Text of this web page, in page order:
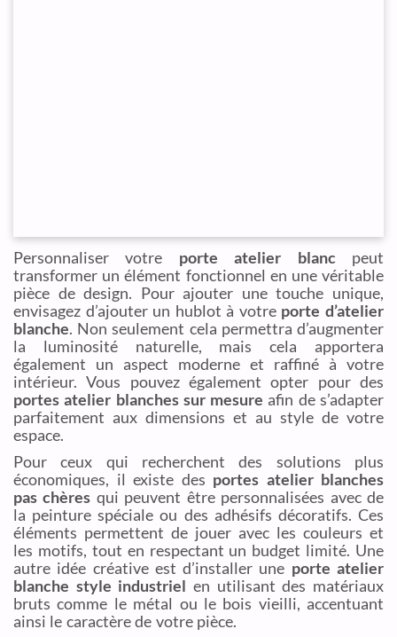
Personnaliser votre porte atelier blanc peut
transformer un élément fonctionnel en une véritable
pièce de design. Pour ajouter une touche unique,
envisagez d’ajouter un hublot à votre porte d’atelier
blanche. Non seulement cela permettra d’augmenter
la luminosité naturelle, mais cela apportera
également un aspect moderne et raffiné à votre
intérieur. Vous pouvez également opter pour des
portes atelier blanches sur mesure afin de s’adapter
parfaitement aux dimensions et au style de votre
espace.
Pour ceux qui recherchent des solutions plus
économiques, il existe des portes atelier blanches
pas chères qui peuvent être personnalisées avec de
la peinture spéciale ou des adhésifs décoratifs. Ces
éléments permettent de jouer avec les couleurs et
les motifs, tout en respectant un budget limité. Une
autre idée créative est d’installer une porte atelier
blanche style industriel en utilisant des matériaux
bruts comme le métal ou le bois vieilli, accentuant
ainsi le caractère de votre pièce.